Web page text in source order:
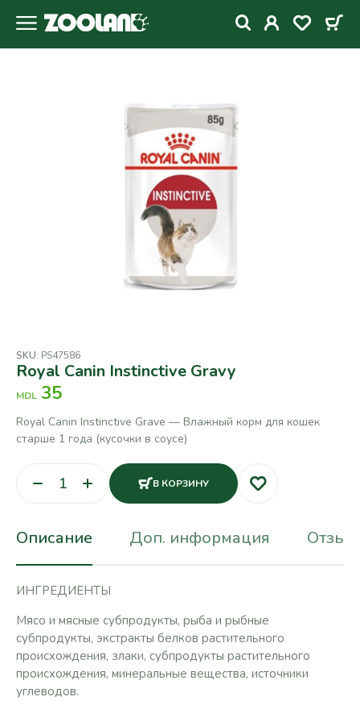
SKU: PS47586
Royal Canin Instinctive Gravy
MDL 35
Royal Canin Instinctive Grave — Влажный корм для кошек
старше 1 года (кусочки в соусе)
В КОРЗИНУ
Описание Доп. информация
ИНГРЕДИЕНТЫ
Мясо и мясные субпродукты, рыба и рыбные
субпродукты, экстракты белков растительного
происхождения, злаки, субпродукты растительного
происхождения, минеральные вещества, источники
углеводов.